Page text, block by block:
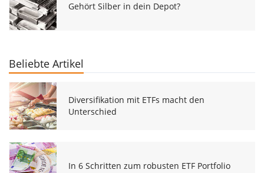
Gehört Silber in dein Depot?
Beliebte Artikel
Diversifikation mit ETFs macht den
Unterschied
In 6 Schritten zum robusten ETF Portfolio